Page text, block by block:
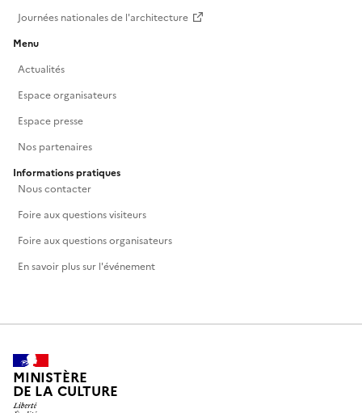
Journées nationales de l'architecture
Menu
Actualités
Espace organisateurs
Espace presse
Nos partenaires
Informations pratiques
Nous contacter
Foire aux questions visiteurs
Foire aux questions organisateurs
En savoir plus sur l'événement
MINISTÈRE
DE LA CULTURE